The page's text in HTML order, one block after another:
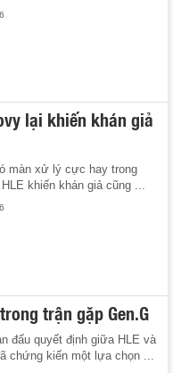
lại khiến khán giả
màn xử lý cực hay trong
khiến khán giả cũng ...
trận gặp Gen.G
đấu quyết định giữa HLE và
chứng kiến một lựa chọn ...